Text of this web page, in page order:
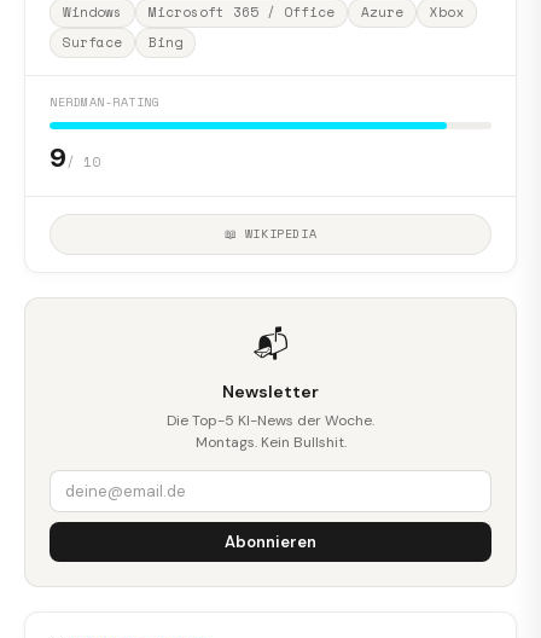
Windows Microsoft 365 / Office Azure
Xbox
Surface
Bing
NERDMAN-RATING
9/ 10
📖 WIKIPEDIA
📬
Newsletter
Die Top-5 KI-News der Woche.
Montags. Kein Bullshit.
Abonnieren